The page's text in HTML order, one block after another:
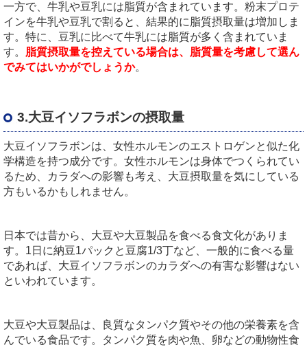
一方で、牛乳や豆乳には脂質が含まれています。粉末プロテ
インを牛乳や豆乳で割ると、結果的に脂質摂取量は増加しま
す。特に、豆乳に比べて牛乳には脂質が多く含まれていま
す。 脂質摂取量を控えている場合は、脂質量を考慮して選ん
でみてはいかがでしょうか。
3.大豆イソフラボンの摂取量
大豆イソフラボンは、女性ホルモンのエストロゲンと似た化
学構造を持つ成分です。女性ホルモンは身体でつくられてい
るため、カラダへの影響も考え、大豆摂取量を気にしている
方もいるかもしれません。
日本では昔から、大豆や大豆製品を食べる食文化がありま
す。1日に納豆1パックと豆腐1/3丁など、一般的に食べる量
であれば、大豆イソフラボンのカラダへの有害な影響はない
といわれています。
大豆や大豆製品は、良質なタンパク質やその他の栄養素を含
んでいる食品です。タンパク質を肉や魚、卵などの動物性食